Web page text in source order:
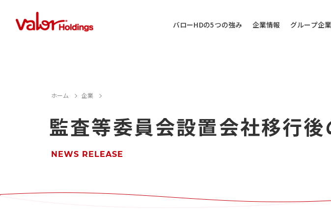
バローHDの5つの強み 企業情報 グループ企
IR情報に関するお問い合わせ
店舗用地・テナント・催事に関するお問い合わせ
M&A案件に関するお問い合わせ
ホーム 企業
監査等委員会設置会社移行
NEWS RELEASE